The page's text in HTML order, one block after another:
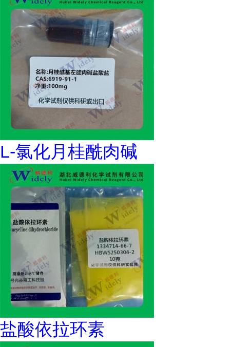
L-氯化月桂酰肉碱
盐酸依拉环素